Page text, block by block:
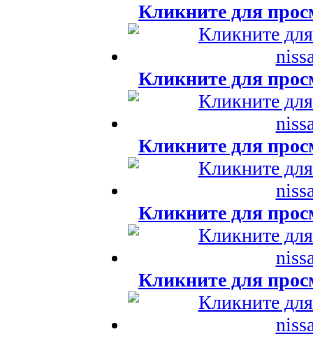
Кликните для
Кликните для
Кликните для
Кликните для
Кликните для